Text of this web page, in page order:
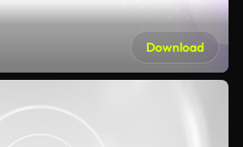
Download